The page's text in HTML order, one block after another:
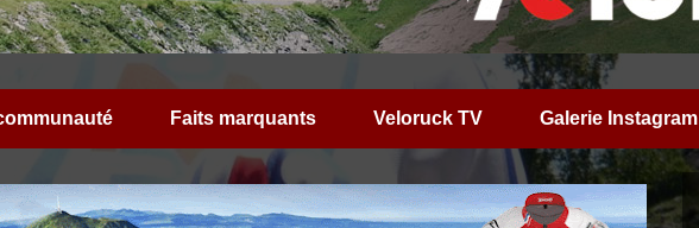
Faits marquants Veloruck TV Galerie Instagram